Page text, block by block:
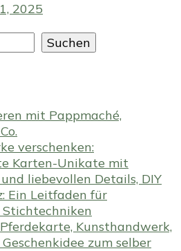
2025
Suchen
mit Pappmaché,
verschenken:
Karten-Unikate mit
liebevollen Details, DIY
Ein Leitfaden für
Kunsthandwerk,
zum selber